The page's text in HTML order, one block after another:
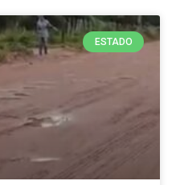
ESTADO